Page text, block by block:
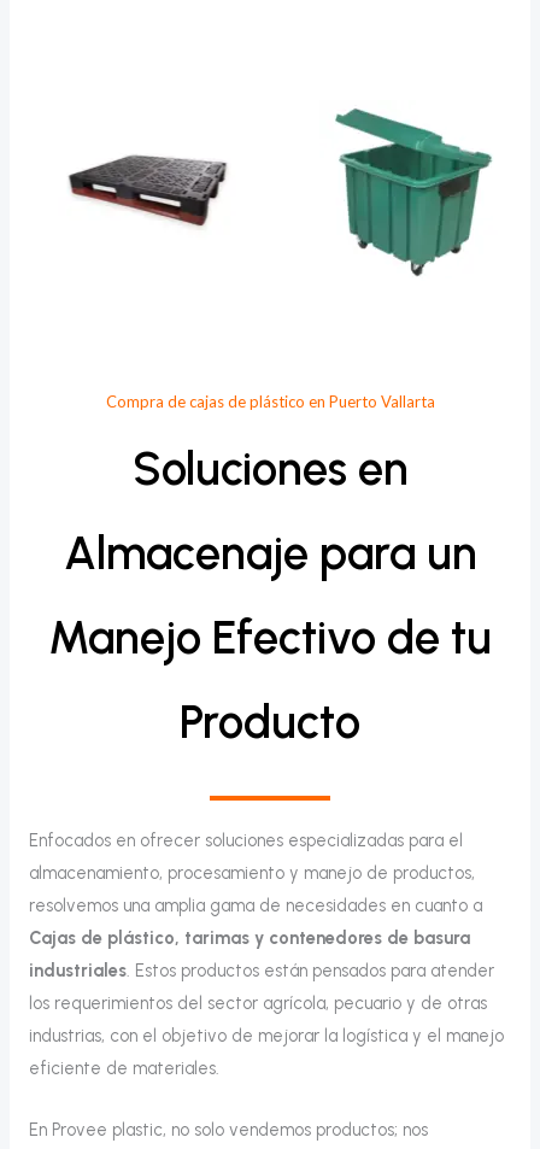
Compra de cajas de plástico en Puerto Vallarta
Soluciones en
Almacenaje para un
Manejo Efectivo de tu
Producto
Enfocados en ofrecer soluciones especializadas para el
almacenamiento, procesamiento y manejo de productos,
resolvemos una amplia gama de necesidades en cuanto a
Cajas de plástico, tarimas y contenedores de basura
industriales. Estos productos están pensados para atender
los requerimientos del sector agrícola, pecuario y de otras
industrias, con el objetivo de mejorar la logística y el manejo
eficiente de materiales.
En Provee plastic, no solo vendemos productos; nos